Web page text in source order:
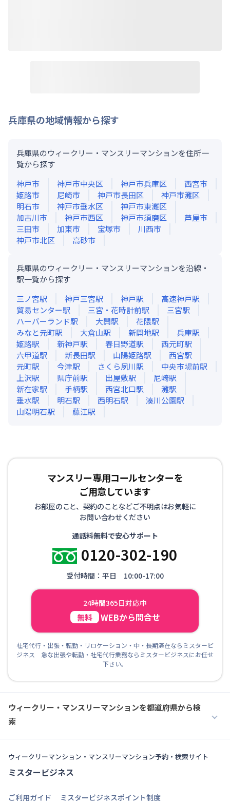
兵庫県の地域情報から探す
兵庫県のウィークリー・マンスリーマンションを住所一
覧から探す
神戸市
神戸市中央区 神戸市兵庫区
西宮市
姫路市
尼崎市 神戸市長田区
神戸市灘区
明石市
神戸市垂水区
神戸市東灘区
加古川市
神戸市西区 神戸市須磨区
芦屋市
三田市
加東市 宝塚市
川西市
神戸市北区
高砂市
兵庫県のウィークリー・マンスリーマンションを沿線・
駅一覧から探す
三ノ宮駅 神戸三宮駅 神戸駅 高速神戸駅
貿易センター駅 三宮・花時計前駅 三宮駅
ハーバーランド駅 大開駅 花隈駅
みなと元町駅 大倉山駅 新開地駅 兵庫駅
姫路駅 新神戸駅 春日野道駅 西元町駅
六甲道駅 新長田駅 山陽姫路駅 西宮駅
元町駅 今津駅 さくら夙川駅 中央市場前駅
上沢駅 県庁前駅 出屋敷駅 尼崎駅
新在家駅 手柄駅 西宮北口駅 灘駅
垂水駅 明石駅 西明石駅 湊川公園駅
山陽明石駅 藤江駅
マンスリー専用コールセンターを
ご用意しています
お部屋のこと、契約のことなどご不明点はお気軽に
お問い合わせください
通話料無料で安心サポート
0120-302-190
受付時間：平日 10:00-17:00
24時間365日対応中
無料 WEBから問合せ
社宅代行・出張・転勤・リロケーション・中・長期滞在ならミスタービ
ジネス 急な出張や転勤・社宅代行業務ならミスタービジネスにお任せ
下さい。
ウィークリー・マンスリーマンションを都道府県から検
索
ウィークリーマンション・マンスリーマンション予約・検索サイト
ミスタービジネス
ご利用ガイド ミスタービジネスポイント制度